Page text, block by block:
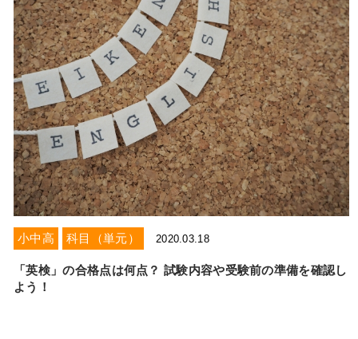
小中高 科目（単元） 2020.03.18
「英検」の合格点は何点？ 試験内容や受験前の準備を確認し
よう！